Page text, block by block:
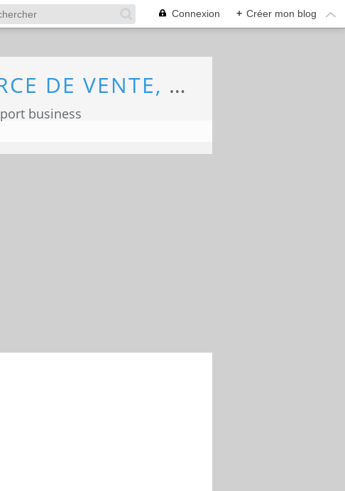
Connexion + Créer mon blog
ECONOMIE, MARKETING, COMMERCE, FORCE DE VENTE, ECOLOGIE
business